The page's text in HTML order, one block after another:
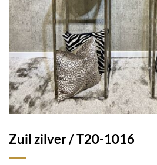
Zuil zilver / T20-1016